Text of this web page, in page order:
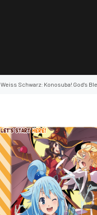
Weiss Schwarz: Konosuba! God’s Blessing On This Wonderful